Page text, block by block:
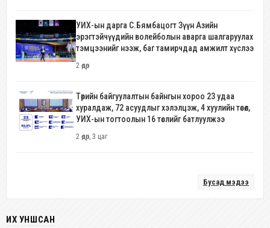
УИХ-ын дарга С.Бямбацогт Зүүн Азийн
эрэгтэйчүүдийн волейболын аварга шалгаруулах
тэмцээнийг нээж, баг тамирчдад амжилт хүслээ
2 өдөр
Төрийн байгуулалтын байнгын хороо 23 удаа
хуралдаж, 72 асуудлыг хэлэлцэж, 4 хуулийн төсөл,
УИХ-ын тогтоолын 16 төслийг батлуулжээ
2 өдөр, 3 цаг
Бусад мэдээ
ИХ УНШСАН